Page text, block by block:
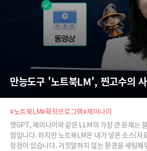
만능도구 '노트북LM', 찐고수의
#노트북LM#확장프로그램#제미나이
챗GPT, 제미나이와 같은 LLM의 가장 큰 문제는
점입니다. 하지만 노트북LM은 내가 넣은 소스(자
장점이 있습니다. 거짓말하지 않는 환경을 세팅해